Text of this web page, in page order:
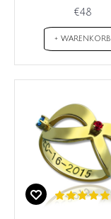
€48
+ WARENKORB